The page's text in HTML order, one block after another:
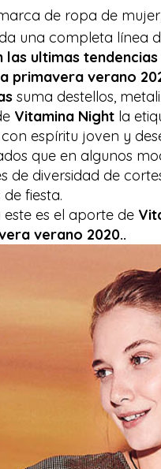
de ropa de
una completa línea
las ultimas
primavera verano
suma destellos,
Vitamina Night la
espíritu joven y
que en algunos
de diversidad de
fiesta.
es el aporte de
verano 2020..